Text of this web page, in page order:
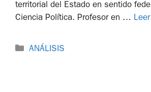
territorial del Estado en sentido
Ciencia Política. Profesor en …
ANÁLISIS